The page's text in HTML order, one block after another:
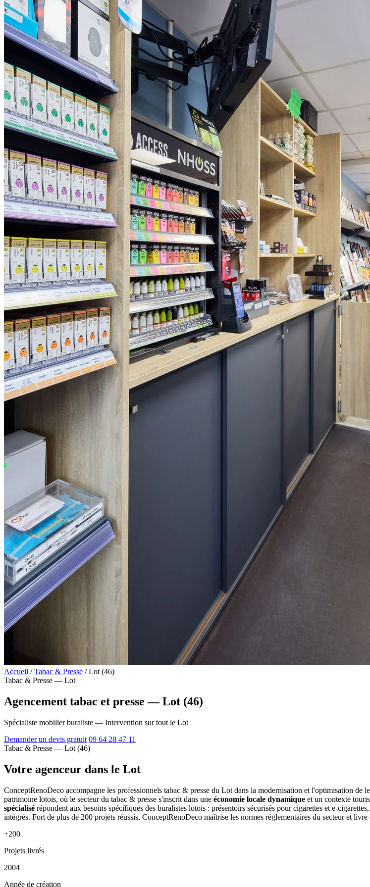
Accueil / Tabac & Presse / Lot (46)
Tabac & Presse — Lot
Agencement tabac et presse — Lot (46)
Spécialiste mobilier buraliste — Intervention sur tout le Lot
Demander un devis gratuit 09 64 28 47 11
Tabac & Presse — Lot (46)
Votre agenceur dans le Lot
ConceptRenoDeco accompagne les professionnels tabac & presse du Lot dans la modernisation et l'optimisation de
patrimoine lotois, où le secteur du tabac & presse s'inscrit dans une économie locale dynamique et un contexte
spécialisé répondent aux besoins spécifiques des buralistes lotois : présentoirs sécurisés pour cigarettes et e-
intégrés. Fort de plus de 200 projets réussis, ConceptRenoDeco maîtrise les normes réglementaires du secteur et
+200
Projets livrés
2004
Année de création